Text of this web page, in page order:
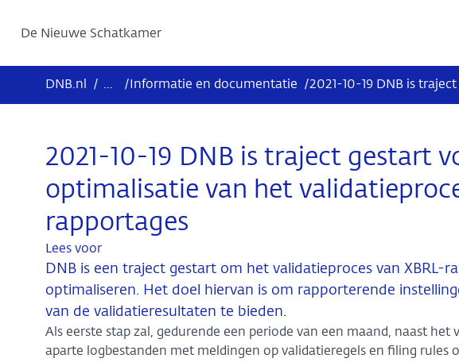
De Nieuwe Schatkamer
DNB.nl / ... / Informatie en documentatie /
2021-10-19 DNB is traject gestart
optimalisatie van het
rapportages
Lees voor
DNB is een traject gestart om het validatieproces van XBRL-
optimaliseren. Het doel hiervan is om rapporterende
van de validatieresultaten te bieden.
Als eerste stap zal, gedurende een periode van een maand, naast het
aparte logbestanden met meldingen op validatieregels en filing rules